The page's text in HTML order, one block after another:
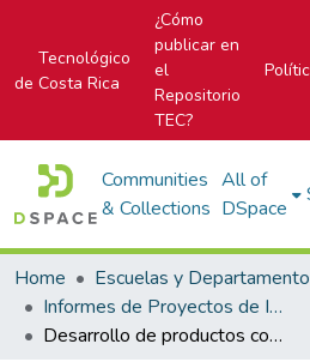
Tecnológico
de Costa Rica
¿Cómo
publicar en
el
Repositorio
TEC?
Communities
& Collections
All of
DSpace
Home Escuelas y
Informes de Proyectos de Investigación
Desarrollo de productos cosméticos a base de plantas de la zona de pejibaye, Turrialba.